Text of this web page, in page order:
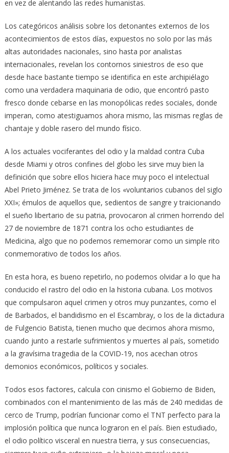
en vez de alentando las redes humanistas.
Los categóricos análisis sobre los detonantes externos de los
acontecimientos de estos días, expuestos no solo por las más
altas autoridades nacionales, sino hasta por analistas
internacionales, revelan los contornos siniestros de eso que
desde hace bastante tiempo se identifica en este archipiélago
como una verdadera maquinaria de odio, que encontró pasto
fresco donde cebarse en las monopólicas redes sociales, donde
imperan, como atestiguamos ahora mismo, las mismas reglas de
chantaje y doble rasero del mundo físico.
A los actuales vociferantes del odio y la maldad contra Cuba
desde Miami y otros confines del globo les sirve muy bien la
definición que sobre ellos hiciera hace muy poco el intelectual
Abel Prieto Jiménez. Se trata de los «voluntarios cubanos del siglo
XXI»; émulos de aquellos que, sedientos de sangre y traicionando
el sueño libertario de su patria, provocaron al crimen horrendo del
27 de noviembre de 1871 contra los ocho estudiantes de
Medicina, algo que no podemos rememorar como un simple rito
conmemorativo de todos los años.
En esta hora, es bueno repetirlo, no podemos olvidar a lo que ha
conducido el rastro del odio en la historia cubana. Los motivos
que compulsaron aquel crimen y otros muy punzantes, como el
de Barbados, el bandidismo en el Escambray, o los de la dictadura
de Fulgencio Batista, tienen mucho que decirnos ahora mismo,
cuando junto a restarle sufrimientos y muertes al país, sometido
a la gravísima tragedia de la COVID-19, nos acechan otros
demonios económicos, políticos y sociales.
Todos esos factores, calcula con cinismo el Gobierno de Biden,
combinados con el mantenimiento de las más de 240 medidas de
cerco de Trump, podrían funcionar como el TNT perfecto para la
implosión política que nunca lograron en el país. Bien estudiado,
el odio político visceral en nuestra tierra, y sus consecuencias,